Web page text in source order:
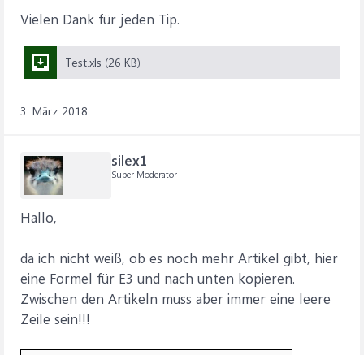
Vielen Dank für jeden Tip.
Test.xls (26 KB)
3. März 2018
silex1
Super-Moderator
Hallo,
da ich nicht weiß, ob es noch mehr Artikel gibt, hier
eine Formel für E3 und nach unten kopieren.
Zwischen den Artikeln muss aber immer eine leere
Zeile sein!!!